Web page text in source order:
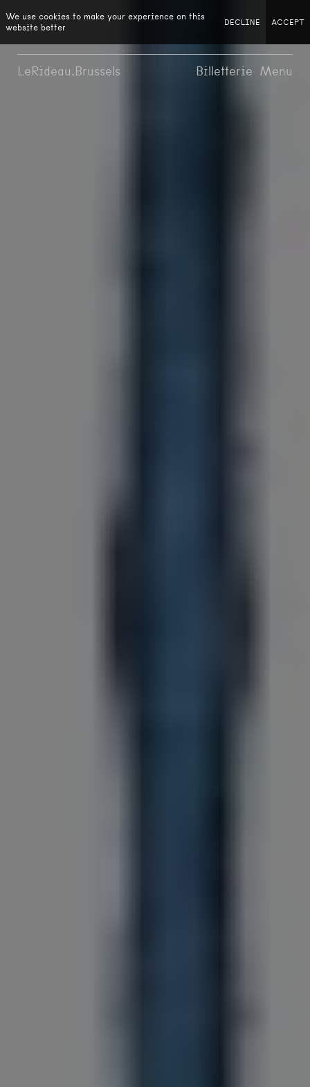
We use cookies to make your experience on this
website better
DECLINE ACCEPT
LeRideau.Brussels Billetterie Menu